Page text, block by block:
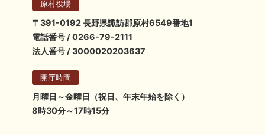
原村役場
〒391-0192 長野県諏訪郡原村6549番地1
電話番号 / 0266-79-2111
法人番号 / 3000020203637
開庁時間
月曜日～金曜日（祝日、年末年始を除く）
8時30分～17時15分